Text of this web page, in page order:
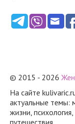
© 2015 - 2026
На сайте
актуальные темы:
жизни,
путешествия.